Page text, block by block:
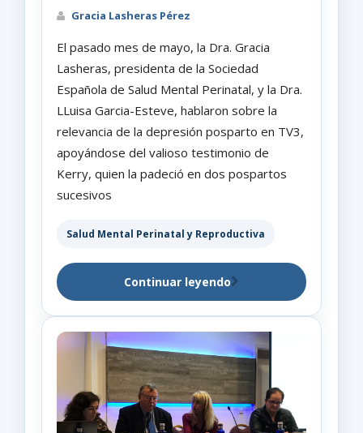
Gracia Lasheras Pérez
El pasado mes de mayo, la Dra. Gracia
Lasheras, presidenta de la Sociedad
Española de Salud Mental Perinatal, y la Dra.
LLuisa Garcia-Esteve, hablaron sobre la
relevancia de la depresión posparto en TV3,
apoyándose del valioso testimonio de
Kerry, quien la padeció en dos pospartos
sucesivos
Salud Mental Perinatal y Reproductiva
Continuar leyendo